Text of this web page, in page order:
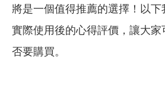
將是一個值得推薦的選擇！以
實際使用後的心得評價，讓大家
否要購買。